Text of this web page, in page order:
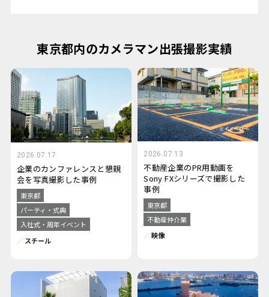
東京都内のカメラマン出張撮影実績
2026.07.17
企業のカンファレンスと懇親
会を写真撮影した事例
東京都
パーティ・式典
入社式・周年イベント
スチール
2026.07.13
不動産企業のPR用動画を
Sony FXシリーズで撮影した
事例
東京都
不動産仲介業
映像